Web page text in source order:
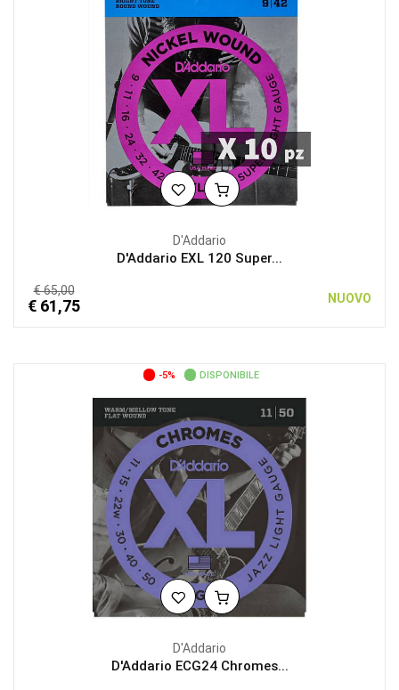
D'Addario
D'Addario EXL 120 Super...
€ 65,00
€ 61,75 NUOVO
-5% DISPONIBILE
D'Addario
D'Addario ECG24 Chromes...